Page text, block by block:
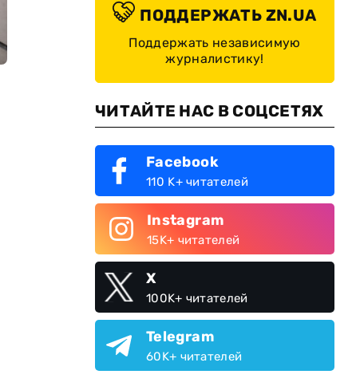
ПОДДЕРЖАТЬ ZN.UA
Поддержать независимую
журналистику!
ЧИТАЙТЕ НАС В СОЦСЕТЯХ
Facebook
110 K+ читателей
Instagram
15K+ читателей
X
100K+ читателей
Telegram
60K+ читателей